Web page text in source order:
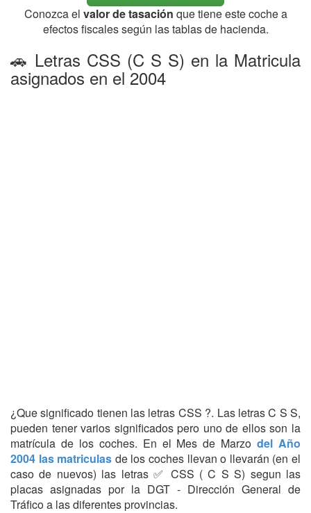
Conozca el valor de tasación que tiene este coche a
efectos fiscales según las tablas de hacienda.
🚗 Letras CSS (C S S) en la Matricula
asignados en el 2004
¿Que significado tienen las letras CSS ?. Las letras C S S,
pueden tener varios significados pero uno de ellos son la
matrícula de los coches. En el Mes de Marzodel Año
2004 las matriculas de los coches llevan o llevarán (en el
caso de nuevos) las letras ✅ CSS ( C S S) segun las
placas asignadas por la DGT - Dirección General de
Tráfico a las diferentes provincias.